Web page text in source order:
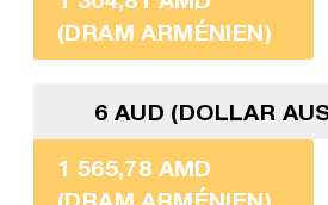
(DRAM ARMÉNIEN)
6 AUD (DOLLAR
1 565,78 AMD